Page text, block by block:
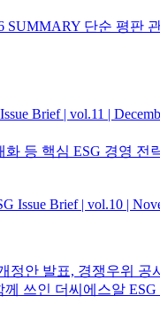
SUMMARY 단순 평판
Brief | vol.11 |
Brief | vol.10 |
정안 발표, 경쟁우위 공